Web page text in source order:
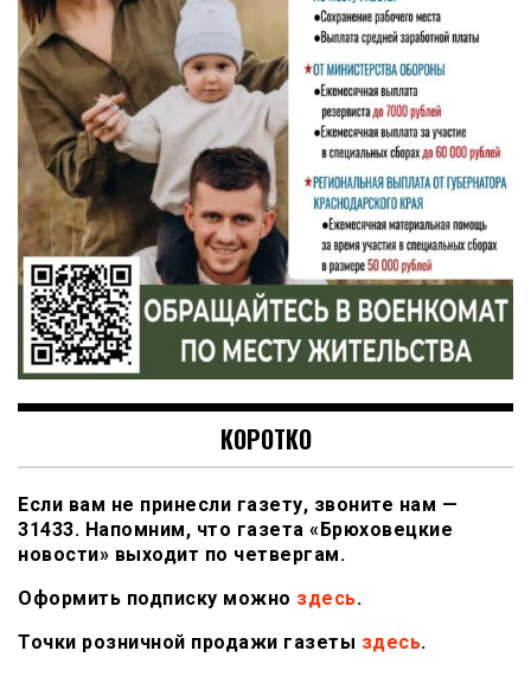
КОРОТКО
Если вам не принесли газету, звоните нам —
31433. Напомним, что газета «Брюховецкие
новости» выходит по четвергам.
Оформить подписку можно здесь.
Точки розничной продажи газеты здесь.